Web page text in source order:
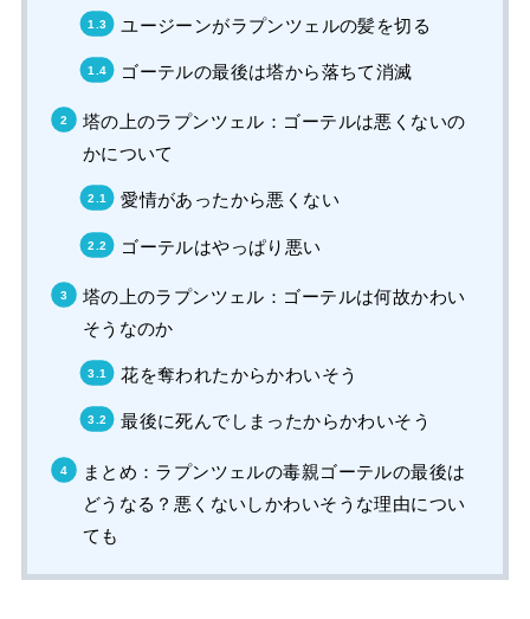
ユージーンがラプンツェルの髪を切る
ゴーテルの最後は塔から落ちて消滅
塔の上のラプンツェル：ゴーテルは悪くないの
かについて
愛情があったから悪くない
ゴーテルはやっぱり悪い
塔の上のラプンツェル：ゴーテルは何故かわい
そうなのか
花を奪われたからかわいそう
最後に死んでしまったからかわいそう
まとめ：ラプンツェルの毒親ゴーテルの最後は
どうなる？悪くないしかわいそうな理由につい
ても